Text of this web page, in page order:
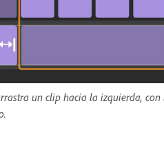
un clip hacia la izquierda,